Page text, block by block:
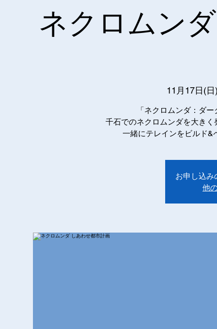
ネクロムン
11月17日(日
「ネクロムンダ：ダ
千石でのネクロムンダを大き
一緒にテレインをビルド&
お申し込
他